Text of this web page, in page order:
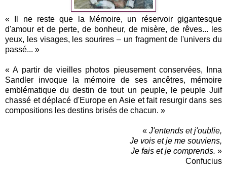
« Il ne reste que la Mémoire, un réservoir gigantesque
d'amour et de perte, de bonheur, de misère, de rêves... les
yeux, les visages, les sourires – un fragment de l'univers du
passé... »
« A partir de vieilles photos pieusement conservées, Inna
Sandler invoque la mémoire de ses ancêtres, mémoire
emblématique du destin de tout un peuple, le peuple Juif
chassé et déplacé d'Europe en Asie et fait resurgir dans ses
compositions les destins brisés de chacun. »
« J'entends et j'oublie,
Je vois et je me souviens,
Je fais et je comprends. »
Confucius